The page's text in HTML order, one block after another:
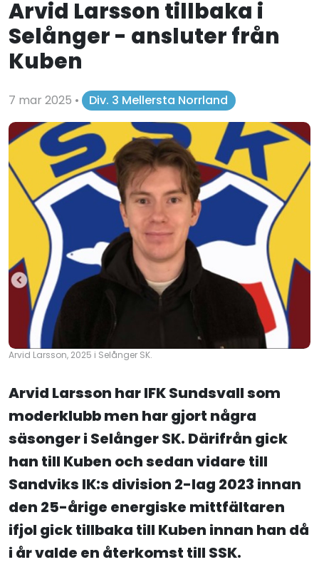
Arvid Larsson tillbaka i
Selånger - ansluter från
Kuben
7 mar 2025 • Div. 3 Mellersta Norrland
Arvid Larsson, 2025 i Selånger SK.
Arvid Larsson har IFK Sundsvall som
moderklubb men har gjort några
säsonger i Selånger SK. Därifrån gick
han till Kuben och sedan vidare till
Sandviks IK:s division 2-lag 2023 innan
den 25-årige energiske mittfältaren
ifjol gick tillbaka till Kuben innan han då
i år valde en återkomst till SSK.